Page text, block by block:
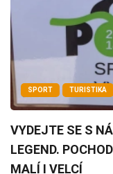
SPORT TURISTIKA
VYDEJTE SE S
LEGEND.
MALÍ I VELCÍ